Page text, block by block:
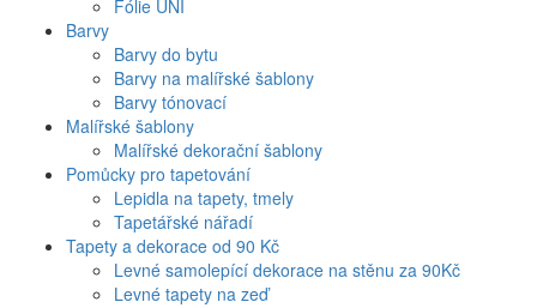
Fólie UNI
Barvy
Barvy do bytu
Barvy na malířské šablony
Barvy tónovací
Malířské šablony
Malířské dekorační šablony
Pomůcky pro tapetování
Lepidla na tapety, tmely
Tapetářské nářadí
Tapety a dekorace od 90 Kč
Levné samolepící dekorace na stěnu za 90Kč
Levné tapety na zeď